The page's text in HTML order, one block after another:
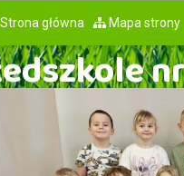
Strona główna Mapa strony